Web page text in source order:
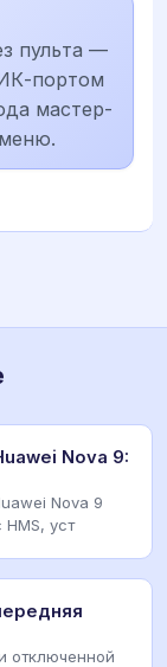
пульта —
портом
мастер-
Nova 9:
Nova 9
уст
отключенной